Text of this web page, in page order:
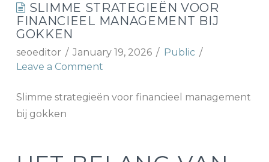
SLIMME STRATEGIEËN VOOR
FINANCIEEL MANAGEMENT BIJ
GOKKEN
seoeditor January 19, 2026
Public
Leave a Comment
Slimme strategieën voor financieel management
bij gokken